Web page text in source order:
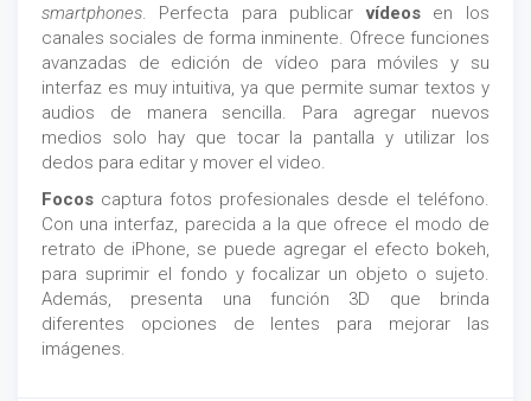
smartphones . Perfecta para publicarvídeosen los
canales sociales de forma inminente. Ofrece funciones
avanzadas de edición de vídeo para móviles y su
interfaz es muy intuitiva, ya que permite sumar textos y
audios de manera sencilla. Para agregar nuevos
medios solo hay que tocar la pantalla y utilizar los
dedos para editar y mover el video.
Focos captura fotos profesionales desde el teléfono.
Con una interfaz, parecida a la que ofrece el modo de
retrato de iPhone, se puede agregar el efecto bokeh,
para suprimir el fondo y focalizar un objeto o sujeto.
Además, presenta una función 3D que brinda
diferentes opciones de lentes para mejorar las
imágenes.